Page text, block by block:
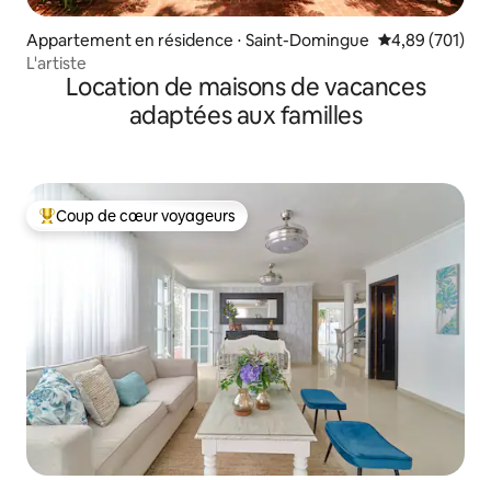
Appartement en résidence ⋅ Saint-Domingue Évaluation
4,89 (701)
L'artiste
Location de maisons de vacances
adaptées aux familles
Coups de cœur voyageurs les plus appréciés
Coup de cœur voyageurs